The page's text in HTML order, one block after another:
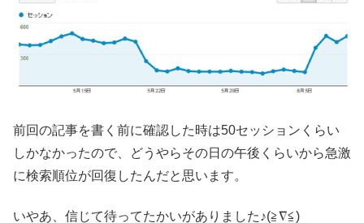
前回の記事を書く前に確認した時は50セッションくらい
しかなかったので、どうやらその日の午後くらいから急激
に検索順位が回復したんだと思います。
いやあ、信じて待ってたかいがありました♪(≧∇≦)